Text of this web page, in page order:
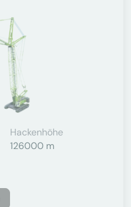
Hackenhöhe
126000 m